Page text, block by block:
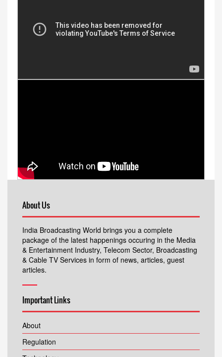
About Us
India Broadcasting World brings you a complete
package of the latest happenings occuring in the Media
& Entertainment Industry, Telecom Sector, Broadcasting
& Cable TV Services in form of news, articles, guest
articles.
Important Links
About
Regulation